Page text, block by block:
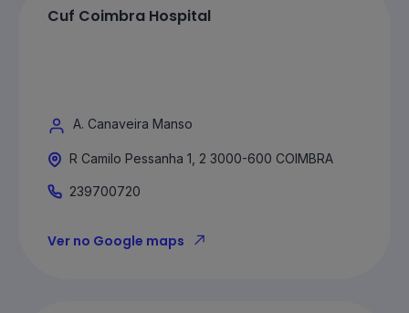
Cuf Coimbra Hospital
A. Canaveira Manso
R Camilo Pessanha 1, 2 3000-600 COIMBRA
239700720
Ver no Google maps